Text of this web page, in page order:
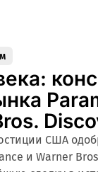
США
и Warner